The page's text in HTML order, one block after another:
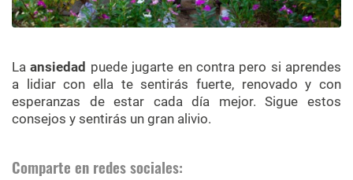
Laansiedad puede jugarte en contra pero si aprendes
a lidiar con ella te sentirás fuerte, renovado y con
esperanzas de estar cada día mejor. Sigue estos
consejos y sentirás un gran alivio.
Comparte en redes sociales: